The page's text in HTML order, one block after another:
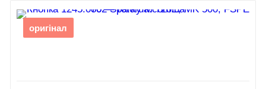
оригінал